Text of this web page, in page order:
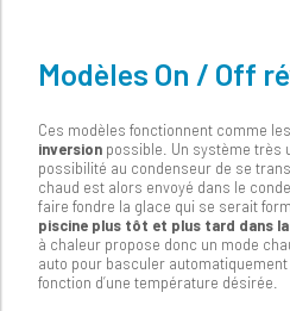
Modèles On / Off
Ces modèles fonctionnent comme
inversion possible. Un système très
possibilité au condenseur de se
chaud est alors envoyé dans le
faire fondre la glace qui se serait
piscine plus tôt et plus tard dans
à chaleur propose donc un mode
auto pour basculer
fonction d’une température désirée.